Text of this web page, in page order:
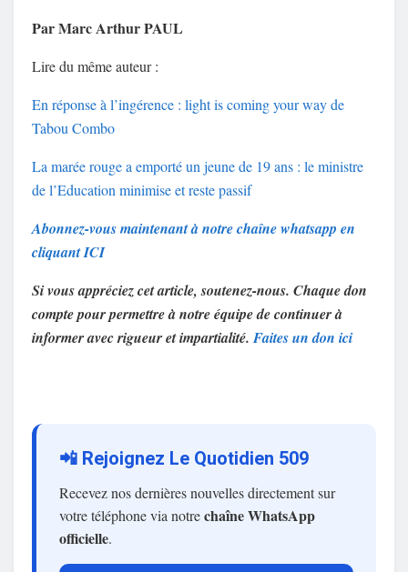
Par Marc Arthur PAUL
Lire du même auteur :
En réponse à l’ingérence : light is coming your way de
Tabou Combo
La marée rouge a emporté un jeune de 19 ans : le ministre
de l’Education minimise et reste passif
Abonnez-vous maintenant à notre chaîne whatsapp en
cliquant ICI
Si vous appréciez cet article, soutenez-nous. Chaque don
compte pour permettre à notre équipe de continuer à
informer avec rigueur et impartialité. Faites un don ici
📲 Rejoignez Le Quotidien 509
Recevez nos dernières nouvelles directement sur
votre téléphone via notrechaîne WhatsApp
officielle.